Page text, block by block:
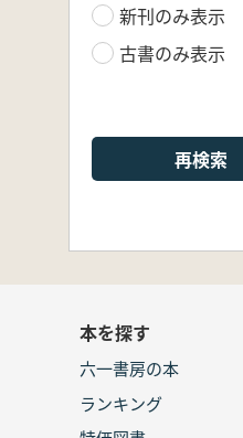
新刊のみ表示
古書のみ表示
再検索
本を探す
六一書房の本
ランキング